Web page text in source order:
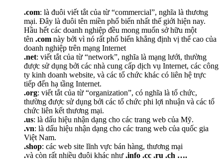
.com: là đuôi viết tắt của từ “commercial”, nghĩa là thương
mại. Đây là đuôi tên miền phổ biến nhất thế giới hiện nay.
Hầu hết các doanh nghiệp đều mong muốn sở hữu một
tên .com này bởi vì nó rất phổ biến khẳng định vị thế cao của
doanh nghiệp trên mạng Internet
.net: viết tắt của từ “network”, nghĩa là mạng lưới, thường
được sử dụng bởi các nhà cung cấp dịch vụ Internet, các công
ty kinh doanh website, và các tổ chức khác có liên hệ trực
tiếp đến hạ tầng Internet.
.org: viết tắt của từ “organization”, có nghĩa là tổ chức,
thường được sử dụng bởi các tổ chức phi lợi nhuận và các tổ
chức liên kết thương mại.
.us: là dấu hiệu nhận dạng cho các trang web của Mỹ.
.vn: là dấu hiệu nhận dạng cho các trang web của quốc gia
Việt Nam.
.shop: các web site lĩnh vực bán hàng, thương mại
.và còn rất nhiều đuôi khác như .info .cc .ru .ch ….